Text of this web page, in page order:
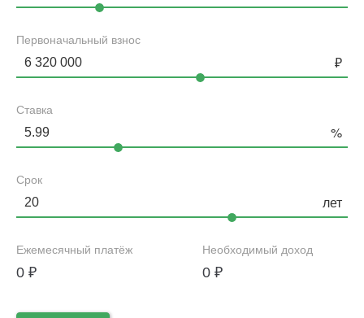
Первоначальный взнос
Ставка
Срок
Ежемесячный платёж
0 ₽
Необходимый доход
0 ₽